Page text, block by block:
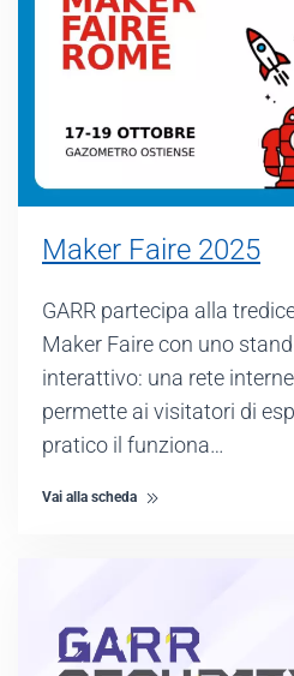
Maker Faire 2025
GARR partecipa alla
Maker Faire con uno
interattivo: una rete
permette ai visitatori di
pratico il funziona…
Vai alla scheda